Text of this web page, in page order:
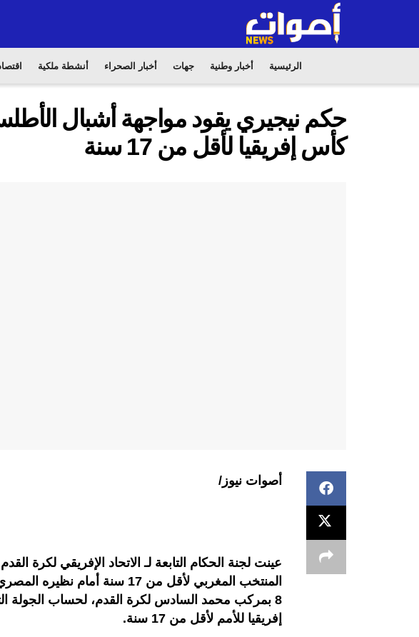
الرئيسية أخبار وطنية جهات أخبار الصحراء أنشطة ملكية
حكم نيجيري يقود مواجهة أشبال
كأس إفريقيا لأقل من 17 سنة
أصوات نيوز/
عينت لجنة الحكام التابعة لـ الاتحاد الإفريقي لكرة
المنتخب المغربي لأقل من 17 سنة
8 بمركب محمد السادس لكرة القدم، لحساب الجولة
إفريقيا للأمم لأقل من 17 سنة.